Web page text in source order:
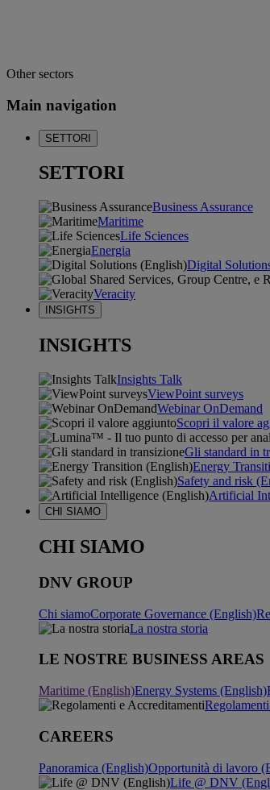
Other sectors
Main navigation
SETTORI
SETTORI
Business Assurance
Maritime
Life Sciences
Energia
Digital
Veracity
INSIGHTS
INSIGHTS
Insights Talk
ViewPoint surveys
Webinar OnDemand
Scopri il valore
Gli standard in
Energy
Safety and risk
Artificial
CHI SIAMO
CHI SIAMO
DNV GROUP
Chi siamoCorporate Governance (English)
La nostra storia
LE NOSTRE BUSINESS AREAS
Maritime (English)Energy Systems (English)
CAREERS
Panoramica (English)Opportunità di lavoro
Life @ DNV